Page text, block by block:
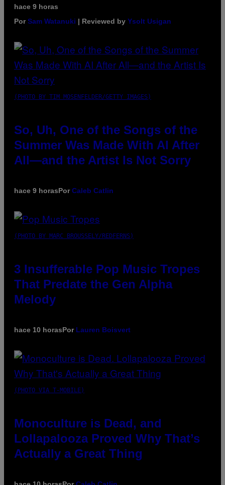
hace 9 horas
PorSam Watanuki | Reviewed by Ysolt Usigan
(PHOTO BY TIM MOSENFELDER/GETTY IMAGES)
So, Uh, One of the Songs of the
Summer Was Made With AI After
All—and the Artist Is Not Sorry
hace 9 horasPorCaleb Catlin
(PHOTO BY MARC BROUSSELY/REDFERNS)
3 Insufferable Pop Music Tropes
That Predate the Gen Alpha
Melody
hace 10 horasPor Lauren Boisvert
(PHOTO VIA T-MOBILE)
Monoculture is Dead, and
Lollapalooza Proved Why That’s
Actually a Great Thing